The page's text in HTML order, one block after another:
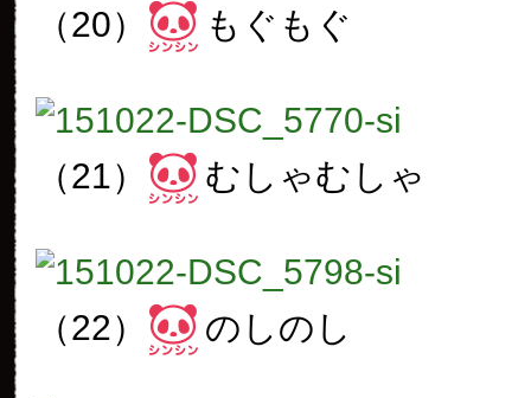
（20） もぐもぐ
（21） むしゃむしゃ
（22） のしのし